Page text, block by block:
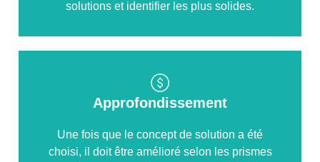
solutions et identifier les plus solides.
Approfondissement
Une fois que le concept de solution a été
choisi, il doit être amélioré selon les prismes